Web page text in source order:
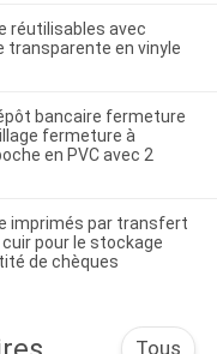
réutilisables avec
transparente en vinyle
bancaire fermeture
fermeture à
en PVC avec 2
imprimés par transfert
pour le stockage
de chèques
Tous